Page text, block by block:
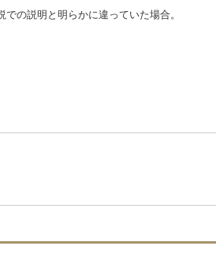
の説明と明らかに違っていた場合。